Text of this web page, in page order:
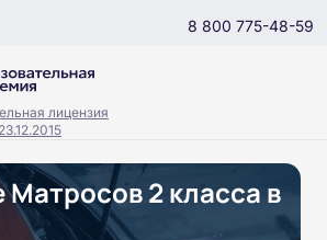
8 800 775-48-59
лицензия
2 класса в